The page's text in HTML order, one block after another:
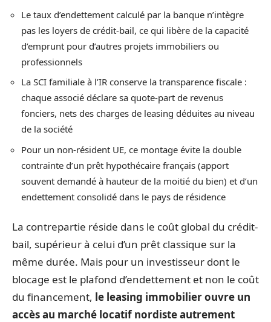
Le taux d’endettement calculé par la banque n’intègre
pas les loyers de crédit-bail, ce qui libère de la capacité
d’emprunt pour d’autres projets immobiliers ou
professionnels
La SCI familiale à l’IR conserve la transparence fiscale :
chaque associé déclare sa quote-part de revenus
fonciers, nets des charges de leasing déduites au niveau
de la société
Pour un non-résident UE, ce montage évite la double
contrainte d’un prêt hypothécaire français (apport
souvent demandé à hauteur de la moitié du bien) et d’un
endettement consolidé dans le pays de résidence
La contrepartie réside dans le coût global du crédit-
bail, supérieur à celui d’un prêt classique sur la
même durée. Mais pour un investisseur dont le
blocage est le plafond d’endettement et non le coût
du financement, le leasing immobilier ouvre un
accès au marché locatif nordiste autrement